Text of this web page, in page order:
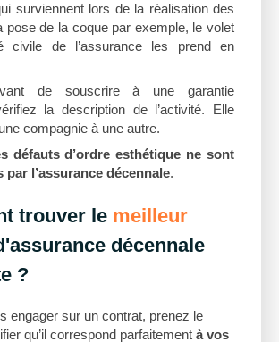
surviennent lors de la réalisation des
pose de la coque par exemple, le volet
civile de l’assurance les prend en
de souscrire à une garantie
la description de l’activité. Elle
compagnie à une autre.
défauts d’ordre esthétique ne sont
par l’assurance décennale.
trouver le meilleur
décennale
?
engager sur un contrat, prenez le
qu’il correspond parfaitement à vos